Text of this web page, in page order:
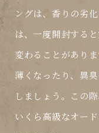
ングは、香りの劣
は、一度開封する
変わることがあり
薄くなったり、異臭
しましょう。この
いくら高級なオー